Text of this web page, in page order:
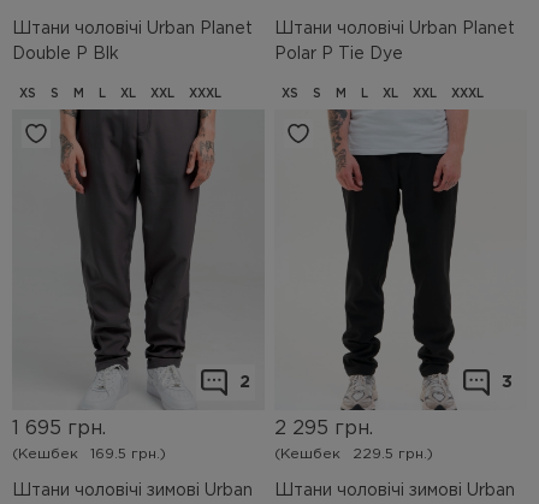
Штани чоловічі Urban Planet
Double P Blk
XS S M L XL XXL XXXL
Штани чоловічі Urban Planet
Polar P Tie Dye
XS S M L XL XXL XXXL
2
Штани чоловічі зимові Urban
1 695 грн.
(Кешбек 169.5 грн.)
3
Штани чоловічі зимові Urban
2 295 грн.
(Кешбек 229.5 грн.)